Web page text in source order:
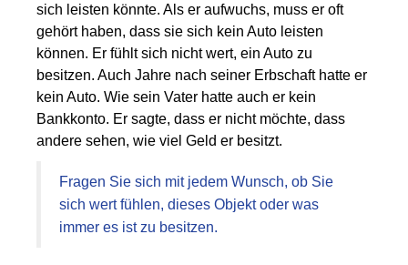
sich leisten könnte. Als er aufwuchs, muss er oft
gehört haben, dass sie sich kein Auto leisten
können. Er fühlt sich nicht wert, ein Auto zu
besitzen. Auch Jahre nach seiner Erbschaft hatte er
kein Auto. Wie sein Vater hatte auch er kein
Bankkonto. Er sagte, dass er nicht möchte, dass
andere sehen, wie viel Geld er besitzt.
Fragen Sie sich mit jedem Wunsch, ob Sie
sich wert fühlen, dieses Objekt oder was
immer es ist zu besitzen.